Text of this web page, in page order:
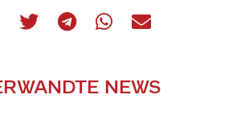
NEWS